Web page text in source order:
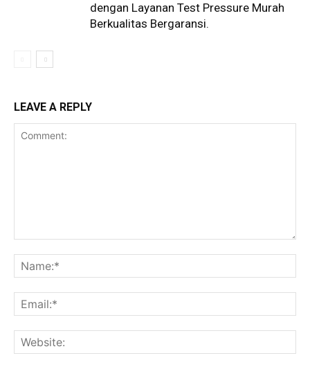
dengan Layanan Test Pressure Murah
Berkualitas Bergaransi.
LEAVE A REPLY